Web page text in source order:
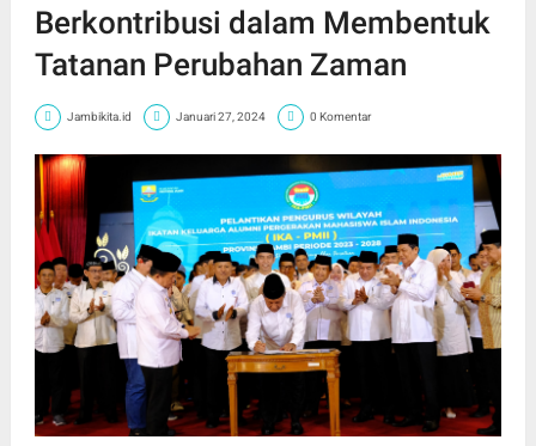
Berkontribusi dalam Membentuk
Tatanan Perubahan Zaman
Jambikita.id Januari 27, 2024 0 Komentar